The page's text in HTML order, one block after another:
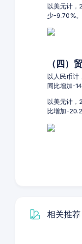
以美元计
少-9.70%。
（四）
以人民币计
同比增加-
以美元计，
比增加-
相关推荐